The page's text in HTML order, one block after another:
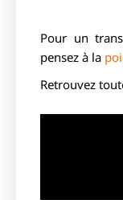
Pour un
pensez à la
Retrouvez